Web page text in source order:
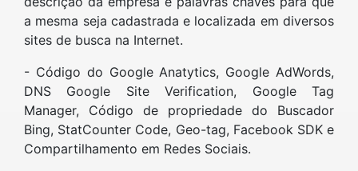
a mesma seja cadastrada e localizada em diversos
sites de busca na Internet.
- Código do Google Anatytics, Google AdWords,
DNS Google Site Verification, Google Tag
Manager, Código de propriedade do Buscador
Bing, StatCounter Code, Geo-tag, Facebook SDK e
Compartilhamento em Redes Sociais.